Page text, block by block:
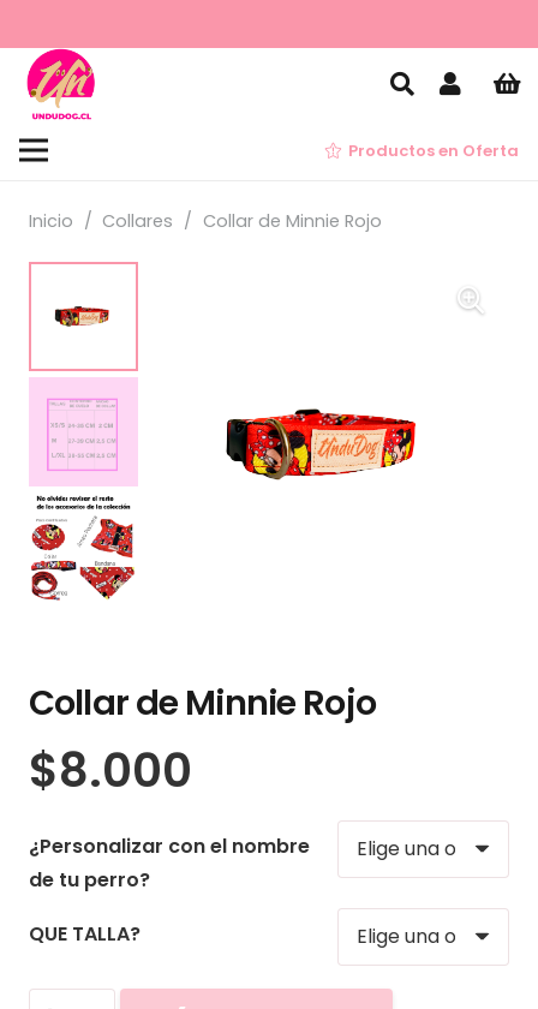
Productos en Oferta
Inicio / Collares / Collar de Minnie Rojo
Collar de Minnie Rojo
$8.000
¿Personalizar con el nombre
de tu perro?
QUE TALLA?
Collar